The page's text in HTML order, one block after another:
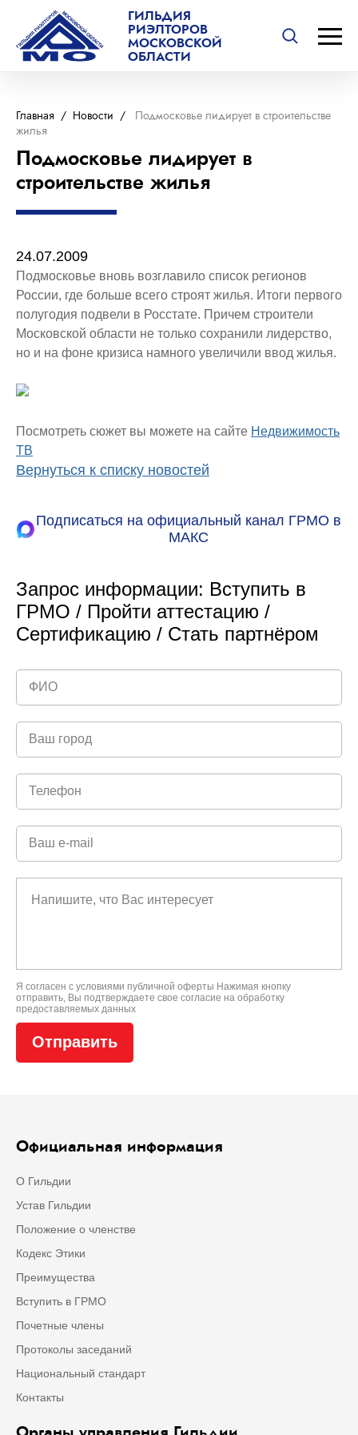
ГИЛЬДИЯ
РИЭЛТОРОВ
МОСКОВСКОЙ
ОБЛАСТИ
Главная / Новости /
Подмосковье лидирует в строительстве
жилья
Подмосковье лидирует в
строительстве жилья
24.07.2009
Подмосковье вновь возглавило список регионов
России, где больше всего строят жилья. Итоги первого
полугодия подвели в Росстате. Причем строители
Московской области не только сохранили лидерство,
но и на фоне кризиса намного увеличили ввод жилья.
Посмотреть сюжет вы можете на сайте Недвижимость
ТВ
Вернуться к списку новостей
Подписаться на официальный канал ГРМО в
МАКС
Запрос информации: Вступить в
ГРМО / Пройти аттестацию /
Сертификацию / Стать партнёром
Я согласен с условиями публичной оферты Нажимая кнопку
отправить, Вы подтверждаете свое согласие на обработку
предоставляемых данных
Официальная информация
О Гильдии
Устав Гильдии
Положение о членстве
Кодекс Этики
Преимущества
Вступить в ГРМО
Почетные члены
Протоколы заседаний
Национальный стандарт
Контакты